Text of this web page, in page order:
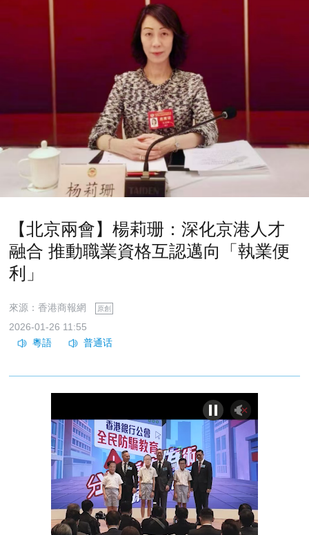
【北京兩會】楊莉珊：深化京港人才
融合 推動職業資格互認邁向「執業便
利」
來源：香港商報網 原創
2026-01-26 11:55